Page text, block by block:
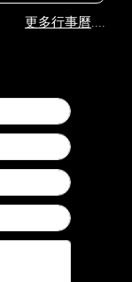
更多行事曆....